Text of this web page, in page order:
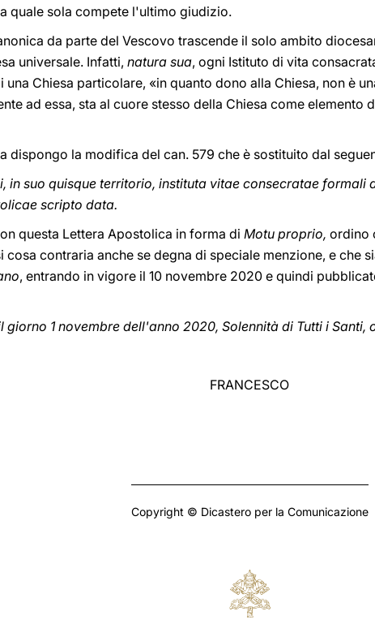
quale sola compete l'ultimo giudizio.
da parte del Vescovo trascende il solo ambito
universale. Infatti, natura sua, ogni Istituto di vita
Chiesa particolare, «in quanto dono alla Chiesa, non è
ad essa, sta al cuore stesso della Chiesa come elemento
dispongo la modifica del can. 579 che è sostituito dal
in suo quisque territorio, instituta vitae consecratae formali
scripto data.
questa Lettera Apostolica in forma di Motu proprio, ordino
cosa contraria anche se degna di speciale menzione, e che
, entrando in vigore il 10 novembre 2020 e quindi
giorno 1 novembre dell'anno 2020, Solennità di Tutti i
FRANCESCO
Copyright © Dicastero per la Comunicazione